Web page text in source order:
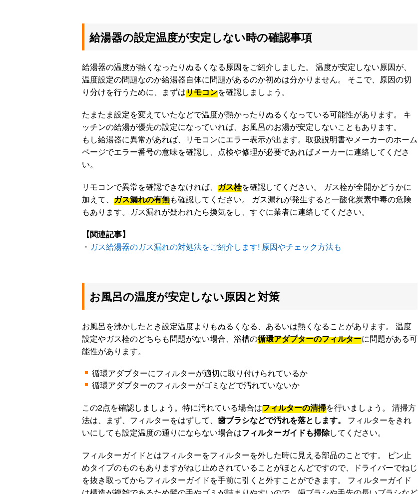
給湯器の設定温度が安定しない時の確認事項
給湯器の温度が熱くなったりぬるくなる原因をご紹介しました。 温度が安定しない原因が、
温度設定の問題なのか給湯器自体に問題があるのか初めは分かりません。 そこで、原因の切
り分けを行うために、まずはリモコンを確認しましょう。
たまたま設定を変えていたなどで温度が熱かったりぬるくなっている可能性があります。 キ
ッチンの給湯が優先の設定になっていれば、お風呂のお湯が安定しないこともあります。
もし給湯器に異常があれば、リモコンにエラー表示が出ます。取扱説明書やメーカーのホーム
ページでエラー番号の意味を確認し、点検や修理が必要であればメーカーに連絡してくださ
い。
リモコンで異常を確認できなければ、 ガス栓を確認してください。 ガス栓が全開かどうかに
加えて、 ガス漏れの有無も確認してください。 ガス漏れが発生すると一酸化炭素中毒の危険
もあります。ガス漏れが疑われたら換気をし、すぐに業者に連絡してください。
【関連記事】
・ ガス給湯器のガス漏れの対処法をご紹介します! 原因やチェック方法も
お風呂の温度が安定しない原因と対策
お風呂を沸かしたとき設定温度よりもぬるくなる、あるいは熱くなることがあります。 温度
設定やガス栓のどちらも問題がない場合、浴槽の循環アダプターのフィルターに問題がある可
能性があります。
循環アダプターにフィルターが適切に取り付けられているか
循環アダプターのフィルターがゴミなどで汚れていないか
この2点を確認しましょう。特に汚れている場合はフィルターの清掃を行いましょう。 清掃方
法は、まず、フィルターをはずして、 歯ブラシなどで汚れを落とします。
フィルターをきれ
いにしても設定温度の通りにならない場合はフィルターガイドも掃除してください。
フィルターガイドとはフィルターをフィルターを外した時に見える部品のことです。 ピン止
めタイプのものもありますがねじ止めされていることがほとんどですので、ドライバーでねじ
を抜き取ってからフィルターガイドを手前に引くと外すことができます。 フィルターガイド